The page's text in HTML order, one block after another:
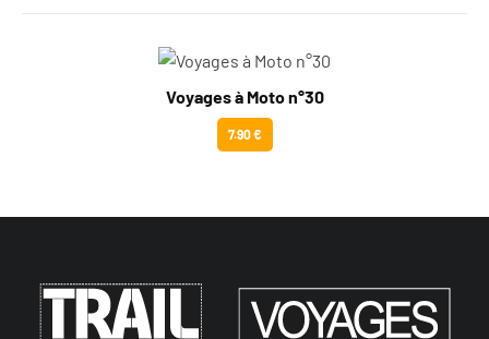
Voyages à Moto n°30
7.90 €